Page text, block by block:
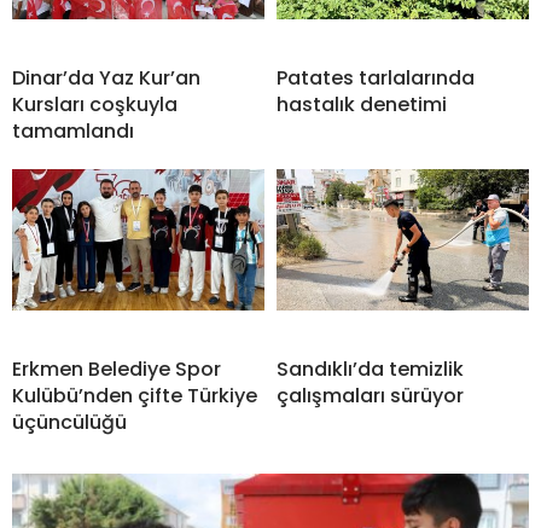
Dinar’da Yaz Kur’an
Kursları coşkuyla
tamamlandı
Patates tarlalarında
hastalık denetimi
Erkmen Belediye Spor
Kulübü’nden çifte Türkiye
üçüncülüğü
Sandıklı’da temizlik
çalışmaları sürüyor